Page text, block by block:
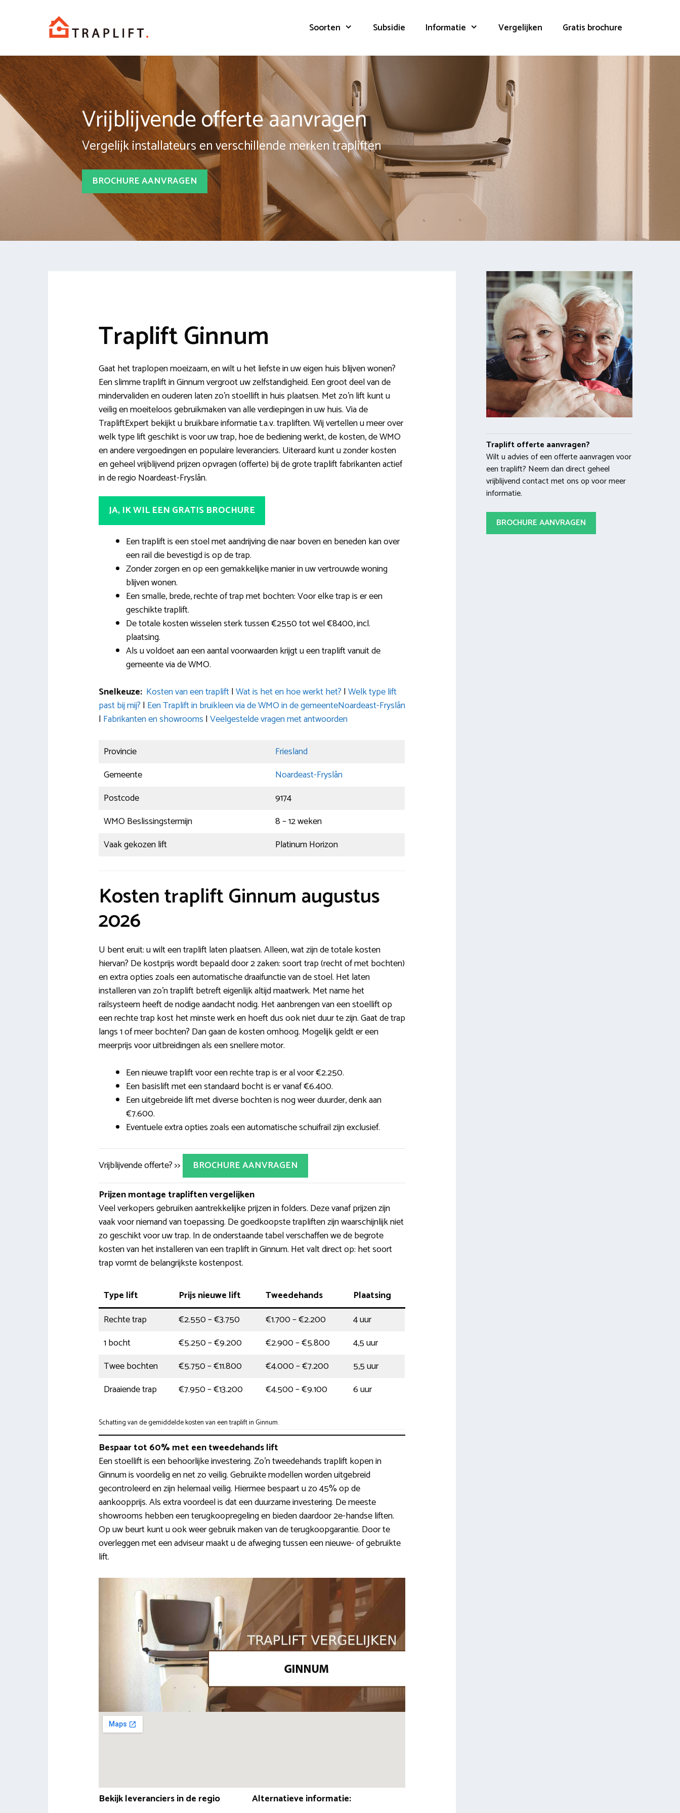
Soorten Subsidie Informatie Vergelijken Gratis brochure
Vrijblijvende offerte aanvragen
Vergelijk installateurs en verschillende merken trapliften
BROCHURE AANVRAGEN
Traplift Ginnum
Gaat het traplopen moeizaam, en wilt u het liefste in uw eigen huis blijven wonen?
Een slimme traplift in Ginnum vergroot uw zelfstandigheid. Een groot deel van de
mindervaliden en ouderen laten zo’n stoellift in huis plaatsen. Met zo’n lift kunt u
veilig en moeiteloos gebruikmaken van alle verdiepingen in uw huis. Via de
TrapliftExpert bekijkt u bruikbare informatie t.a.v. trapliften. Wij vertellen u meer over
welk type lift geschikt is voor uw trap, hoe de bediening werkt, de kosten, de WMO
en andere vergoedingen en populaire leveranciers. Uiteraard kunt u zonder kosten
en geheel vrijblijvend prijzen opvragen (offerte) bij de grote traplift fabrikanten actief
in de regio Noardeast-Fryslân.
JA, IK WIL EEN GRATIS BROCHURE
Een traplift is een stoel met aandrijving die naar boven en beneden kan over
een rail die bevestigd is op de trap.
Zonder zorgen en op een gemakkelijke manier in uw vertrouwde woning
blijven wonen.
Een smalle, brede, rechte of trap met bochten: Voor elke trap is er een
geschikte traplift.
De totale kosten wisselen sterk tussen €2550 tot wel €8400, incl.
plaatsing.
Als u voldoet aan een aantal voorwaarden krijgt u een traplift vanuit de
gemeente via de WMO.
Snelkeuze: Kosten van een traplift|Wat is het en hoe werkt het? |Welk type lift
past bij mij? | Een Traplift in bruikleen via de WMO in de gemeenteNoardeast-Fryslân
| Fabrikanten en showrooms |Veelgestelde vragen met antwoorden
Provincie
Friesland
Gemeente
Noardeast-Fryslân
Postcode
9174
WMO Beslissingstermijn
8 – 12 weken
Vaak gekozen lift
Platinum Horizon
Kosten traplift Ginnum augustus
2026
U bent eruit: u wilt een traplift laten plaatsen. Alleen, wat zijn de totale kosten
hiervan? De kostprijs wordt bepaald door 2 zaken: soort trap (recht of met bochten)
en extra opties zoals een automatische draaifunctie van de stoel. Het laten
installeren van zo’n traplift betreft eigenlijk altijd maatwerk. Met name het
railsysteem heeft de nodige aandacht nodig. Het aanbrengen van een stoellift op
een rechte trap kost het minste werk en hoeft dus ook niet duur te zijn. Gaat de trap
langs 1 of meer bochten? Dan gaan de kosten omhoog. Mogelijk geldt er een
meerprijs voor uitbreidingen als een snellere motor.
Een nieuwe traplift voor een rechte trap is er al voor €2.250.
Een basislift met een standaard bocht is er vanaf €6.400.
Een uitgebreide lift met diverse bochten is nog weer duurder, denk aan
€7.600.
Eventuele extra opties zoals een automatische schuifrail zijn exclusief.
Vrijblijvende offerte? >>
BROCHURE AANVRAGEN
Prijzen montage trapliften vergelijken
Veel verkopers gebruiken aantrekkelijke prijzen in folders. Deze vanaf prijzen zijn
vaak voor niemand van toepassing. De goedkoopste trapliften zijn waarschijnlijk niet
zo geschikt voor uw trap. In de onderstaande tabel verschaffen we de begrote
kosten van het installeren van een traplift in Ginnum. Het valt direct op: het soort
trap vormt de belangrijkste kostenpost.
Type lift Prijs nieuwe lift Tweedehands
Plaatsing
Rechte trap
€2.550 – €3.750 €1.700 – €2.200
4 uur
1 bocht
€5.250 – €9.200 €2.900 – €5.800
4,5 uur
Twee bochten
€5.750 – €11.800 €4.000 – €7.200
5,5 uur
Draaiende trap
€7.950 – €13.200 €4.500 – €9.100 6 uur
Schatting van de gemiddelde kosten van een traplift in Ginnum.
Bespaar tot 60% met een tweedehands lift
Een stoellift is een behoorlijke investering. Zo’n tweedehands traplift kopen in
Ginnum is voordelig en net zo veilig. Gebruikte modellen worden uitgebreid
gecontroleerd en zijn helemaal veilig. Hiermee bespaart u zo 45% op de
aankoopprijs. Als extra voordeel is dat een duurzame investering. De meeste
showrooms hebben een terugkoopregeling en bieden daardoor 2e-handse liften.
Op uw beurt kunt u ook weer gebruik maken van de terugkoopgarantie. Door te
overleggen met een adviseur maakt u de afweging tussen een nieuwe- of gebruikte
lift.
Bekijk leveranciers in de regio Alternatieve informatie:
Traplift offerte aanvragen?
Wilt u advies of een offerte aanvragen voor
een traplift? Neem dan direct geheel
vrijblijvend contact met ons op voor meer
informatie.
BROCHURE AANVRAGEN